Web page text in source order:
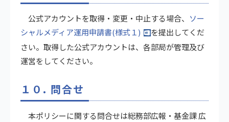
公式アカウントを取得・変更・中止する場合、 ソー
シャルメディア運用申請書(様式１)
を提出してくだ
さい。取得した公式アカウントは、各部局が管理及び
運営をしてください。
１０. 問合せ
本ポリシーに関する問合せは総務部広報・基金課 広